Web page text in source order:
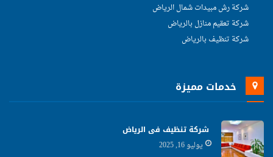
شركة رش مبيدات شمال الرياض
شركة تعقيم منازل بالرياض
شركة تنظيف بالرياض
خدمات مميزة
شركة تنظيف فى الرياض
يوليو 16, 2025